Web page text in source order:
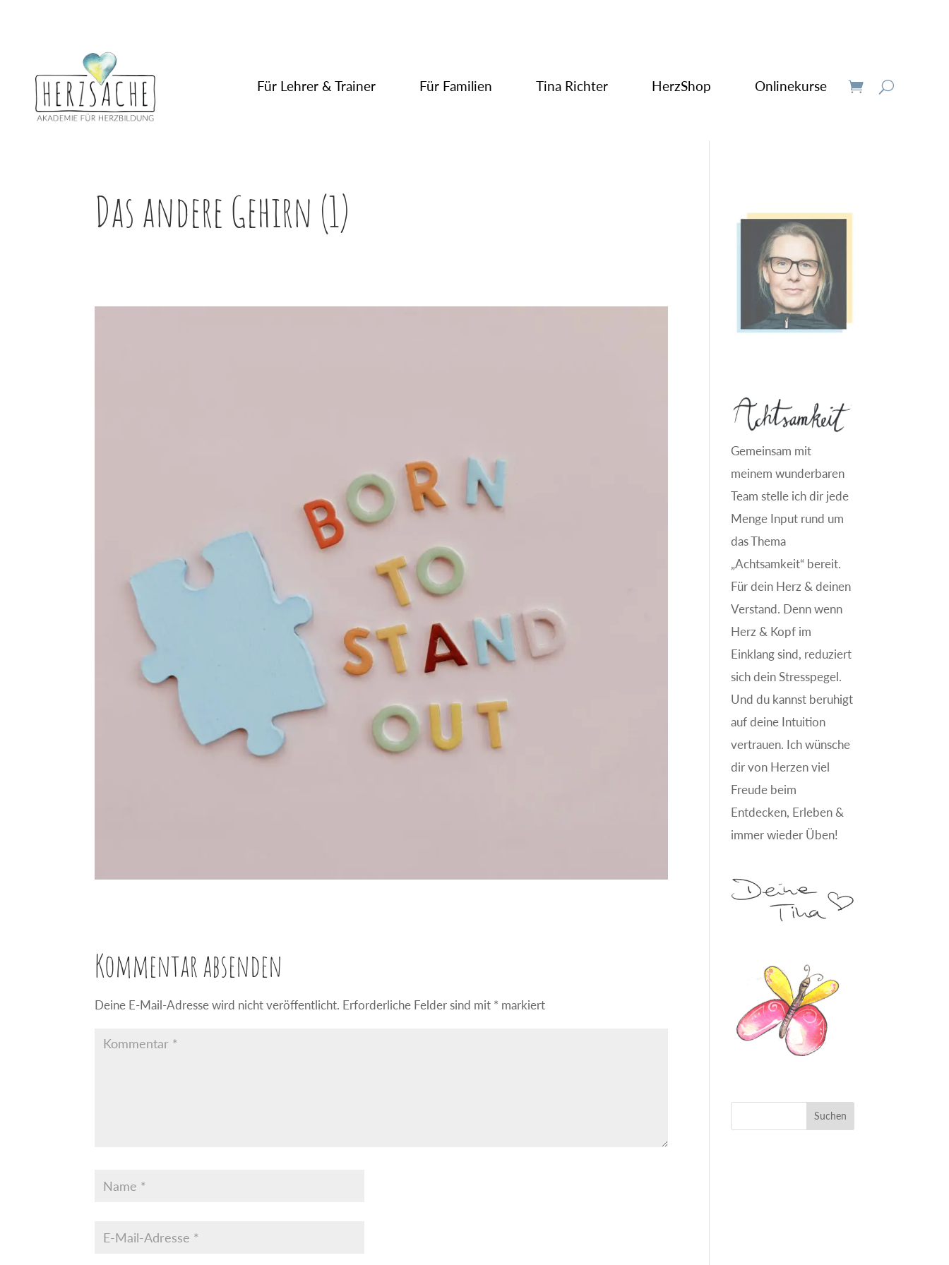
Für Lehrer & Trainer Für Familien Tina Richter HerzShop Onlinekurse
Das andere Gehirn (1)
Kommentar absenden
Deine E-Mail-Adresse wird nicht veröffentlicht. Erforderliche Felder sind mit * markiert
Gemeinsam mit
meinem wunderbaren
Team stelle ich dir jede
Menge Input rund um
das Thema
„Achtsamkeit“ bereit.
Für dein Herz & deinen
Verstand. Denn wenn
Herz & Kopf im
Einklang sind, reduziert
sich dein Stresspegel.
Und du kannst beruhigt
auf deine Intuition
vertrauen. Ich wünsche
dir von Herzen viel
Freude beim
Entdecken, Erleben &
immer wieder Üben!